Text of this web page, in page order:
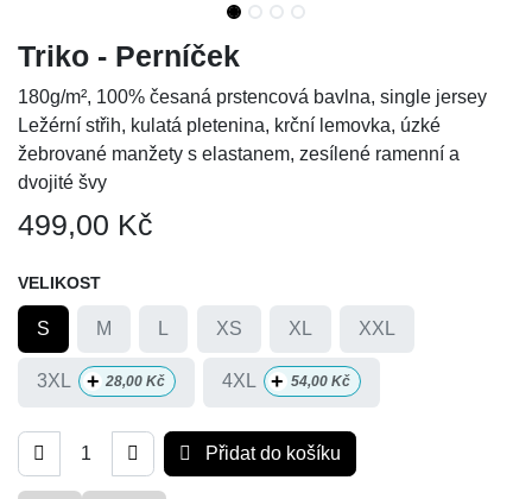
Triko - Perníček
180g/m², 100% česaná prstencová bavlna, single jersey
Ležérní střih, kulatá pletenina, krční lemovka, úzké
žebrované manžety s elastanem, zesílené ramenní a
dvojité švy
499,00 Kč
VELIKOST
S M L XS XL XXL
3XL + 28,00 Kč 4XL + 54,00Kč
Přidat do košíku